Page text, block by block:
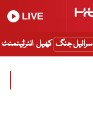
LIVE
اسرائیل جنگ کھیل انٹرٹینمنٹ